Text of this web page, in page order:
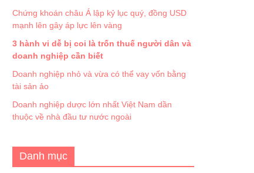
Chứng khoán châu Á lập kỷ lục quý, đồng USD
mạnh lên gây áp lực lên vàng
3 hành vi dễ bị coi là trốn thuế người dân và
doanh nghiệp cần biết
Doanh nghiệp nhỏ và vừa có thể vay vốn bằng
tài sản ảo
Doanh nghiệp dược lớn nhất Việt Nam dần
thuộc về nhà đầu tư nước ngoài
Danh mục